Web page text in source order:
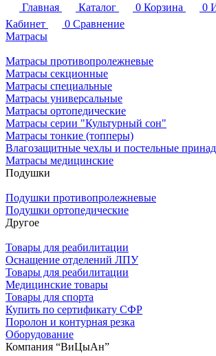
Главная Каталог 0 Корзина 0
Кабинет
0 Сравнение
Матрасы
Матрасы противопролежневые
Матрасы секционные
Матрасы специальные
Матрасы универсальные
Матрасы ортопедические
Матрасы серии "Культурный сон"
Матрасы тонкие (топперы)
Влагозащитные чехлы и постельные
Матрасы медицинские
Подушки
Подушки противопролежневые
Подушки ортопедические
Другое
Товары для реабилитации
Оснащение отделений ЛПУ
Товары для реабилитации
Медицинские товары
Товары для спорта
Купить по сертификату СФР
Поролон и контурная резка
Оборудование
Компания “ВиЦыАн”